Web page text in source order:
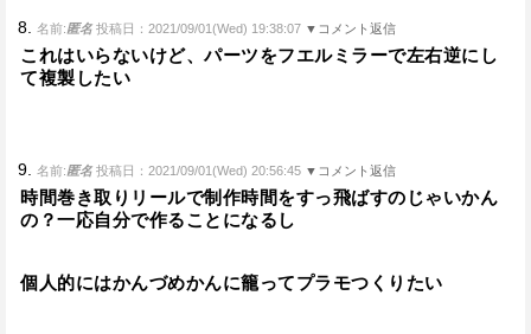
8. 名前:匿名 投稿日：2021/09/01(Wed) 19:38:07 ▼コメント返信
これはいらないけど、パーツをフエルミラーで左右逆にし
て複製したい
9. 名前:匿名 投稿日：2021/09/01(Wed) 20:56:45 ▼コメント返信
時間巻き取りリールで制作時間をすっ飛ばすのじゃいかん
の？一応自分で作ることになるし
個人的にはかんづめかんに籠ってプラモつくりたい